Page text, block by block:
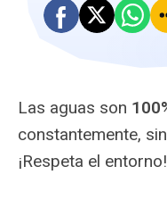
Las aguas son
constantemente,
¡Respeta el entorno!